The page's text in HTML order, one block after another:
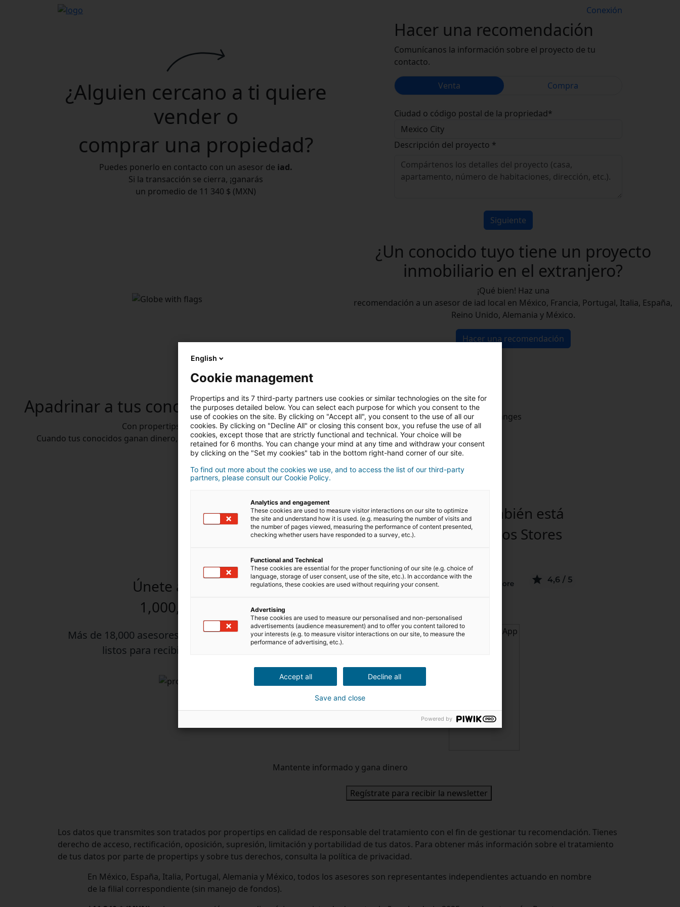
Conexión
¿Alguien cercano a ti quiere
vender o
comprar una propiedad?
Puedes ponerlo en contacto con un asesor de iad.
Si la transacción se cierra, ¡ganarás
un promedio de 11 340 $ (MXN)
Hacer una recomendación
Comunícanos la información sobre el proyecto de tu
contacto.
Venta Compra
Ciudad o código postal de la propriedad*
Descripción del proyecto *
Siguiente
¿Un conocido tuyo tiene un proyecto
inmobiliario en el extranjero?
¡Qué bien! Haz una
recomendación a un asesor de iad local en México, Francia, Portugal, Italia, España,
Reino Unido, Alemania y México.
Hacer una recomendación
Apadrinar a tus conocidos
Con propertips, ¡todos ganan!
Cuando tus conocidos ganan dinero, ¡tú también recibes una recompensa!
Únete a una red de
1,000,000 tipsers
Más de 18,000 asesores de iad en todo el mundo están
listos para recibir tus recomendaciones.
propertips también está
disponible en los Stores
Mantente informado y gana dinero
Regístrate para recibir la newsletter
Los datos que transmites son tratados por propertips en calidad de responsable del tratamiento con el fin de gestionar tu recomendación. Tienes
derecho de acceso, rectificación, oposición, supresión, limitación y portabilidad de tus datos. Para obtener más información sobre el tratamiento
de tus datos por parte de propertips y sobre tus derechos, consulta la política de privacidad.
En México, España, Italia, Portugal, Alemania y México, todos los asesores son representantes independientes actuando en nombre
de la filial correspondiente (sin manejo de fondos).
English
Cookie management
Propertips and its 7 third-party partners use cookies or similar technologies on the site for
the purposes detailed below. You can select each purpose for which you consent to the
use of cookies on the site. By clicking on "Accept all", you consent to the use of all our
cookies. By clicking on "Decline All" or closing this consent box, you refuse the use of all
cookies, except those that are strictly functional and technical. Your choice will be
retained for 6 months. You can change your mind at any time and withdraw your consent
by clicking on the "Set my cookies" tab in the bottom right-hand corner of our site.
To find out more about the cookies we use, and to access the list of our third-party
partners, please consult our Cookie Policy.
Analytics and engagement
These cookies are used to measure visitor interactions on our site to optimize
the site and understand how it is used. (e.g. measuring the number of visits and
the number of pages viewed, measuring the performance of content presented,
checking whether users have responded to a survey, etc.).
Functional and Technical
These cookies are essential for the proper functioning of our site (e.g. choice of
language, storage of user consent, use of the site, etc.). In accordance with the
regulations, these cookies are used without requiring your consent.
Advertising
These cookies are used to measure our personalised and non-personalised
advertisements (audience measurement) and to offer you content tailored to
your interests (e.g. to measure visitor interactions on our site, to measure the
performance of advertising, etc.).
Accept all Decline all
Save and close
Powered by